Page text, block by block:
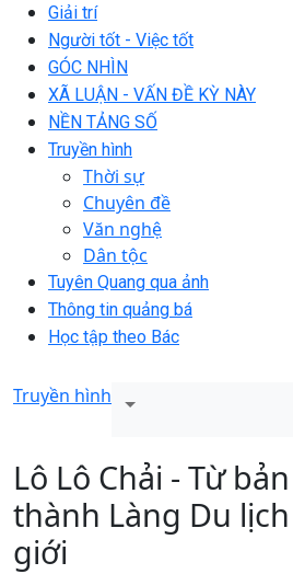
Giải trí
Người tốt - Việc tốt
GÓC NHÌN
XÃ LUẬN - VẤN ĐỀ KỲ NÀY
NỀN TẢNG SỐ
Truyền hình
Thời sự
Chuyên đề
Văn nghệ
Dân tộc
Tuyên Quang qua ảnh
Thông tin quảng bá
Học tập theo Bác
Truyền hình
Lô Lô Chải - Từ
thành Làng Du
giới